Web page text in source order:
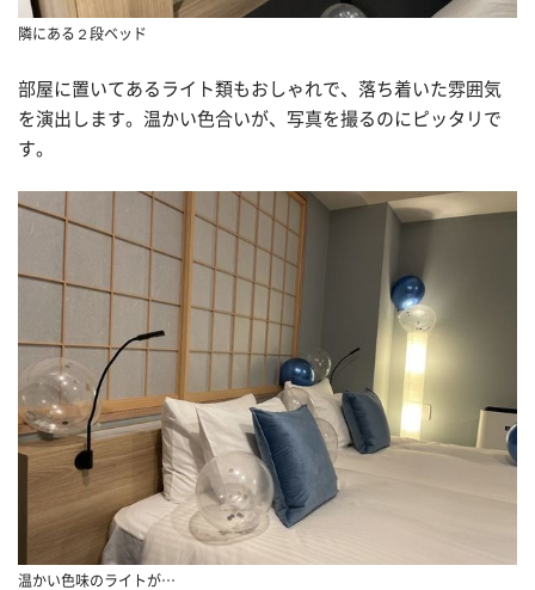
隣にある２段ベッド
部屋に置いてあるライト類もおしゃれで、落ち着いた雰囲気
を演出します。温かい色合いが、写真を撮るのにピッタリで
す。
温かい色味のライトが…